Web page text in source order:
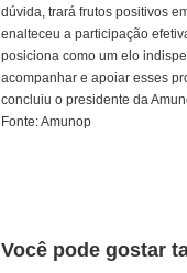
dúvida, trará frutos positivos
enalteceu a participação
posiciona como um elo
acompanhar e apoiar esses
concluiu o presidente da
Fonte: Amunop
Você pode gostar